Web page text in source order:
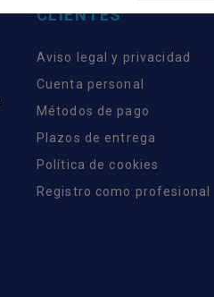
CLIENTES
Aviso legal y privacidad
Cuenta personal
Métodos de pago
Plazos de entrega
Política de cookies
Registro como profesional